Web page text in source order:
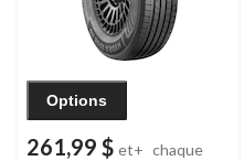
Options
261,99 $ et+ chaque